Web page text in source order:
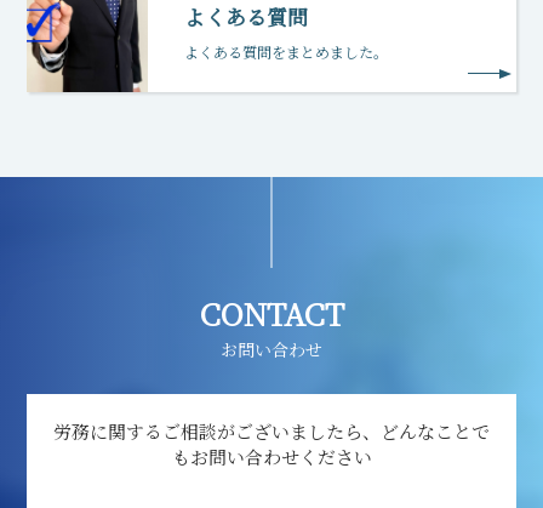
よくある質問
よくある質問をまとめました。
CONTACT
お問い合わせ
労務に関するご相談がございましたら、どんなことで
もお問い合わせください